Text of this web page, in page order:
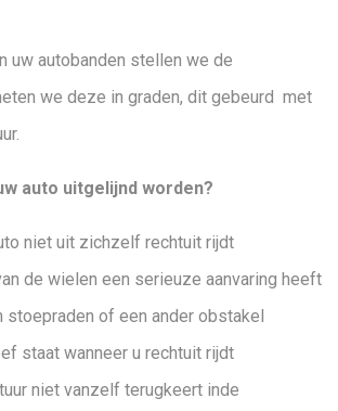
uw autobanden stellen we de
we deze in graden, dit gebeurd met
auto uitgelijnd worden?
niet uit zichzelf rechtuit rijdt
de wielen een serieuze aanvaring heeft
stoepraden of een ander obstakel
staat wanneer u rechtuit rijdt
niet vanzelf terugkeert inde